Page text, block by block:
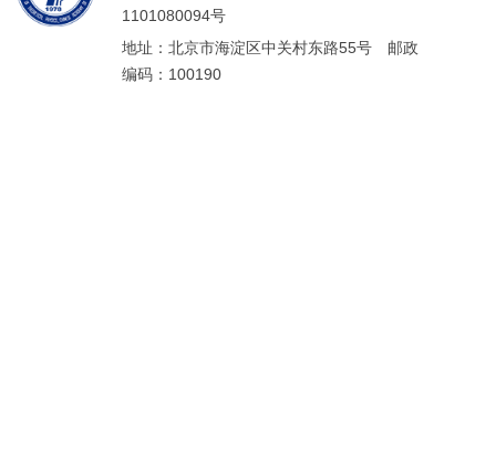
1101080094号
地址：北京市海淀区中关村东路55号 邮政
编码：100190